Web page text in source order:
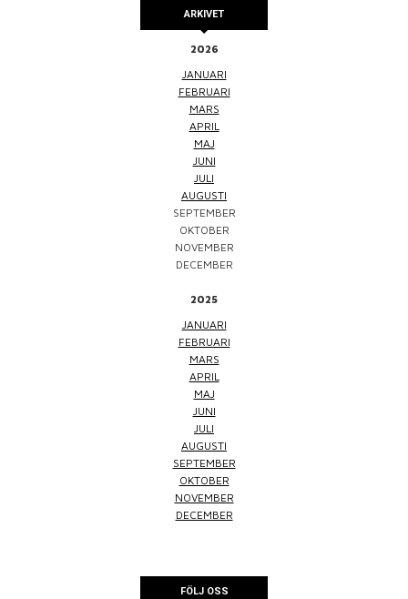
ARKIVET
2026
JANUARI
FEBRUARI
MARS
APRIL
MAJ
JUNI
JULI
AUGUSTI
SEPTEMBER
OKTOBER
NOVEMBER
DECEMBER
2025
JANUARI
FEBRUARI
MARS
APRIL
MAJ
JUNI
JULI
AUGUSTI
SEPTEMBER
OKTOBER
NOVEMBER
DECEMBER
FÖLJ OSS